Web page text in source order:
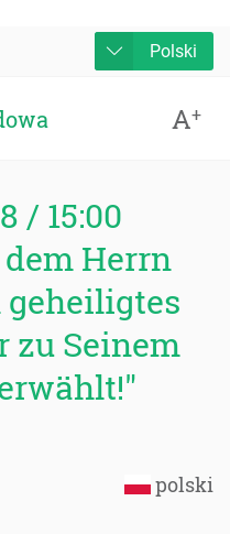
Polski
A+
/ 15:00
Herrn
geheiligtes
zu Seinem
polski